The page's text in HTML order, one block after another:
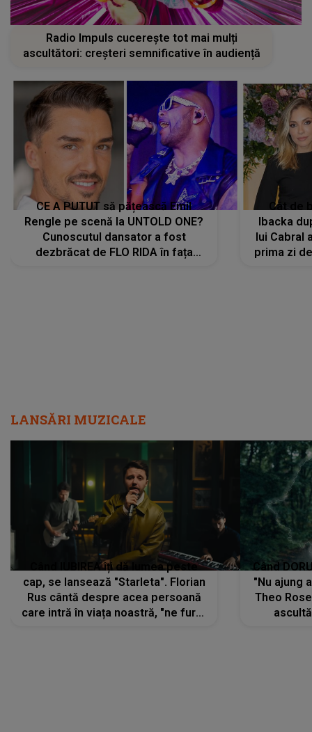
Radio Impuls cucerește tot mai mulți
ascultători: creșteri semnificative în audiență
CE A PUTUT să pățească Emil
Rengle pe scenă la UNTOLD ONE?
Cunoscutul dansator a fost
dezbrăcat de FLO RIDA în fața
Cât de
Ibacka
lui Cabral
prima zi
LANSĂRI MUZICALE
Când IUBIREA îți dă lumea peste
cap, se lansează "Starleta". Florian
Rus cântă despre acea persoană
care intră în viața noastră, "ne fură"
Când
"Nu ajung
Theo